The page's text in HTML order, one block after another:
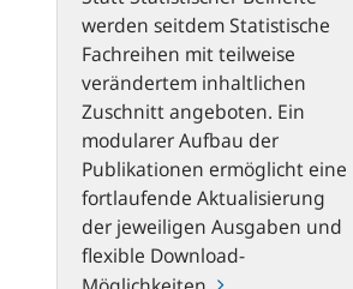
werden seitdem Statistische
Fachreihen mit teilweise
verändertem inhaltlichen
Zuschnitt angeboten. Ein
modularer Aufbau der
Publikationen ermöglicht eine
fortlaufende Aktualisierung
der jeweiligen Ausgaben und
flexible Download-